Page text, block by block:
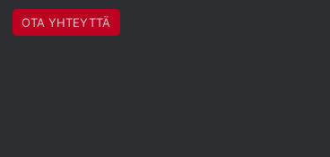
OTA YHTEYTTÄ